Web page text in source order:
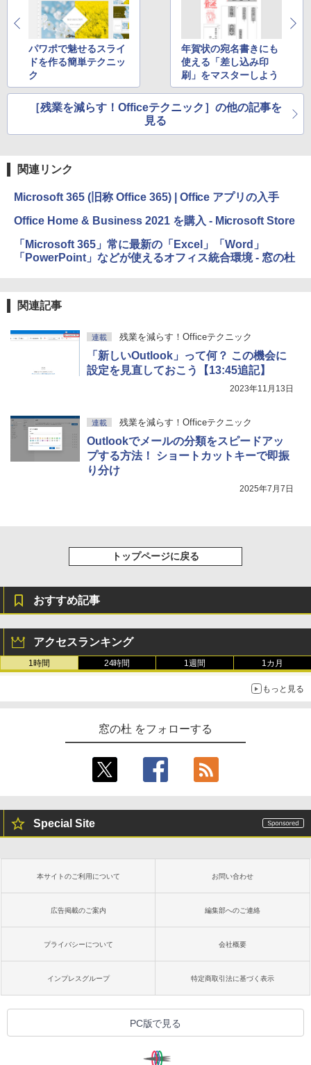
パワポで魅せるスライ
ドを作る簡単テクニッ
ク
年賀状の宛名書きにも
使える「差し込み印
刷」をマスターしよう
［残業を減らす！Officeテクニック］の他の記事を
見る
関連リンク
Microsoft 365 (旧称 Office 365) | Office アプリの入手
Office Home & Business 2021 を購入 - Microsoft Store
「Microsoft 365」常に最新の「Excel」「Word」
「PowerPoint」などが使えるオフィス統合環境 - 窓の杜
関連記事
連載 残業を減らす！Officeテクニック
「新しいOutlook」って何？ この機会に
設定を見直しておこう【13:45追記】
2023年11月13日
連載 残業を減らす！Officeテクニック
Outlookでメールの分類をスピードアッ
プする方法！ ショートカットキーで即振
り分け
2025年7月7日
トップページに戻る
おすすめ記事
アクセスランキング
1時間 24時間 1週間 1カ月
もっと見る
窓の杜 をフォローする
Special Site
本サイトのご利用について お問い合わせ
広告掲載のご案内 編集部へのご連絡
プライバシーについて 会社概要
インプレスグループ 特定商取引法に基づく表示
PC版で見る